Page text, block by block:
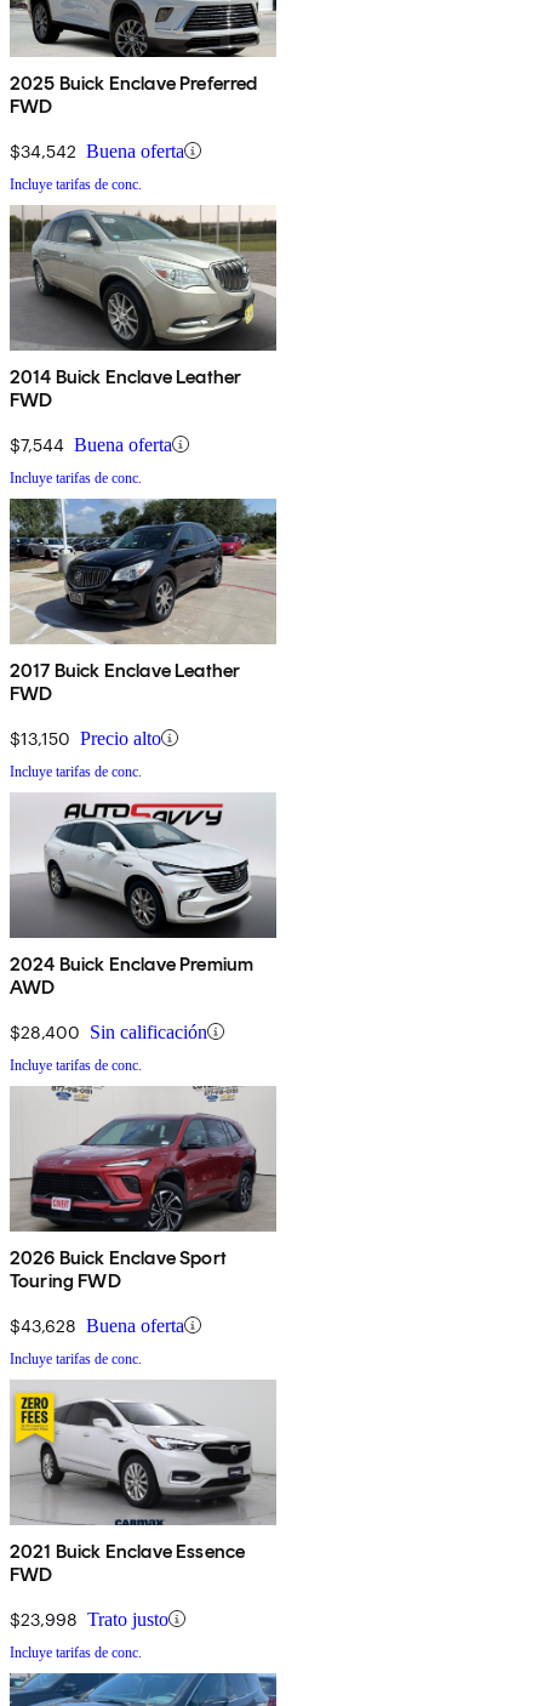
2025 Buick Enclave Preferred
FWD
$34,542 Buena oferta
Incluye tarifas de conc.
2014 Buick Enclave Leather
FWD
$7,544 Buena oferta
Incluye tarifas de conc.
2017 Buick Enclave Leather
FWD
$13,150 Precio alto
Incluye tarifas de conc.
2024 Buick Enclave Premium
AWD
$28,400 Sin calificación
Incluye tarifas de conc.
2026 Buick Enclave Sport
Touring FWD
$43,628 Buena oferta
Incluye tarifas de conc.
2021 Buick Enclave Essence
FWD
$23,998 Trato justo
Incluye tarifas de conc.